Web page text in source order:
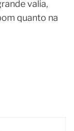
valia,
quanto na